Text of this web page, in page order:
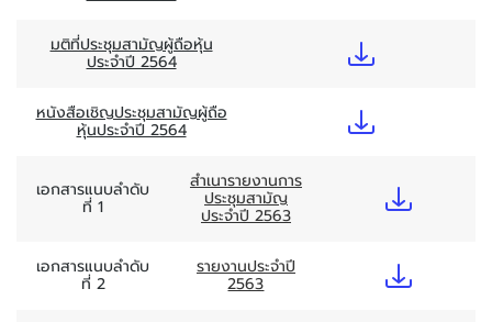
มติที่ประชุมสามัญผู้ถือหุ้น
ประจำปี 2564
หนังสือเชิญประชุมสามัญผู้ถือ
หุ้นประจำปี 2564
เอกสารแนบลำดับ
ที่ 1
สำเนารายงานการ
ประชุมสามัญ
ประจำปี 2563
เอกสารแนบลำดับ
ที่ 2
รายงานประจำปี
2563